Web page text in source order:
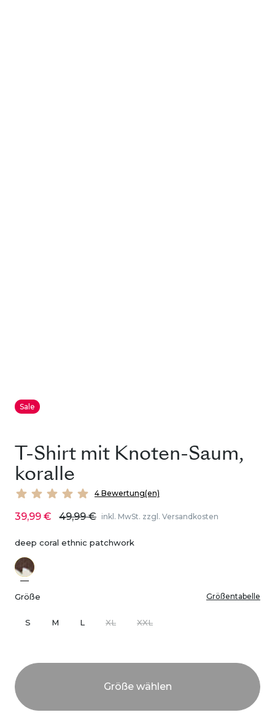
Sale
T-Shirt mit Knoten-Saum,
koralle
4 Bewertung(en)
39,99 € 49,99 € inkl. MwSt. zzgl. Versandkosten
deep coral ethnic patchwork
Größe Größentabelle
S M L XL XXL